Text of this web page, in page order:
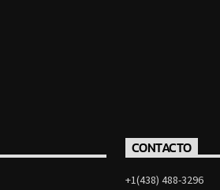
CONTACTO
+1(438) 488-3296